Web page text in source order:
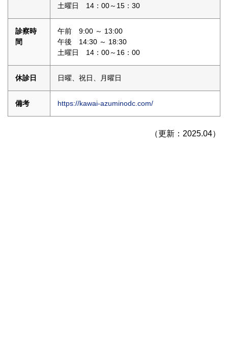
土曜日 14：00～15：30
診察時
間
午前 9:00 ～ 13:00
午後 14:30 ～ 18:30
土曜日 14：00～16：00
休診日 日曜、祝日、月曜日
備考 https://kawai-azuminodc.com/
（更新：2025.04）